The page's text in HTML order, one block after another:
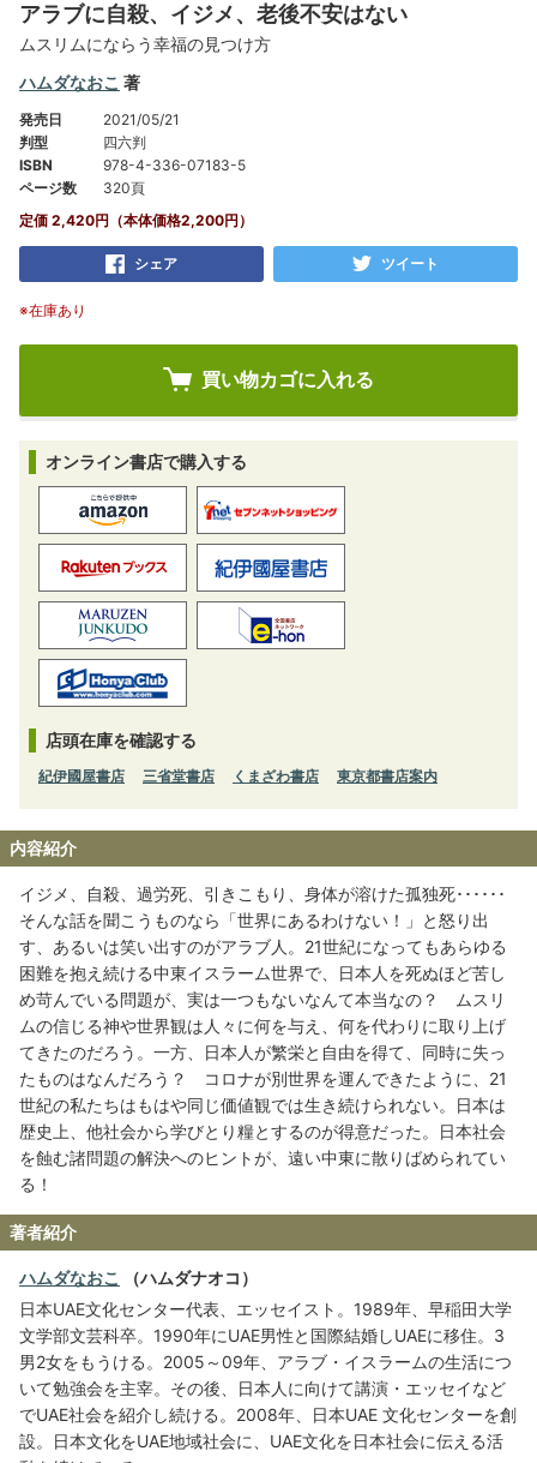
アラブに自殺、イジメ、老後不安はない
ムスリムにならう幸福の見つけ方
ハムダなおこ 著
発売日
2021/05/21
判型
四六判
ISBN
978-4-336-07183-5
ページ数
320頁
定価 2,420円（本体価格2,200円）
シェア ツイート
※在庫あり
オンライン書店で購入する
店頭在庫を確認する
紀伊國屋書店 三省堂書店 くまざわ書店 東京都書店案内
内容紹介
イジメ、自殺、過労死、引きこもり、身体が溶けた孤独死･･････
そんな話を聞こうものなら「世界にあるわけない！」と怒り出
す、あるいは笑い出すのがアラブ人。21世紀になってもあらゆる
困難を抱え続ける中東イスラーム世界で、日本人を死ぬほど苦し
め苛んでいる問題が、実は一つもないなんて本当なの？ ムスリ
ムの信じる神や世界観は人々に何を与え、何を代わりに取り上げ
てきたのだろう。一方、日本人が繁栄と自由を得て、同時に失っ
たものはなんだろう？ コロナが別世界を運んできたように、21
世紀の私たちはもはや同じ価値観では生き続けられない。日本は
歴史上、他社会から学びとり糧とするのが得意だった。日本社会
を蝕む諸問題の解決へのヒントが、遠い中東に散りばめられてい
る！
著者紹介
ハムダなおこ
（ハムダナオコ）
日本UAE文化センター代表、エッセイスト。1989年、早稲田大学
文学部文芸科卒。1990年にUAE男性と国際結婚しUAEに移住。3
男2女をもうける。2005～09年、アラブ・イスラームの生活につ
いて勉強会を主宰。その後、日本人に向けて講演・エッセイなど
でUAE社会を紹介し続ける。2008年、日本UAE 文化センターを創
設。日本文化をUAE地域社会に、UAE文化を日本社会に伝える活